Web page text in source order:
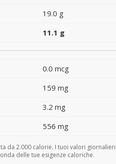
19.0 g
11.1 g
0.0 mcg
159 mg
3.2 mg
556 mg
da 2.000 calorie. I tuoi valori giornalieri
delle tue esigenze caloriche.